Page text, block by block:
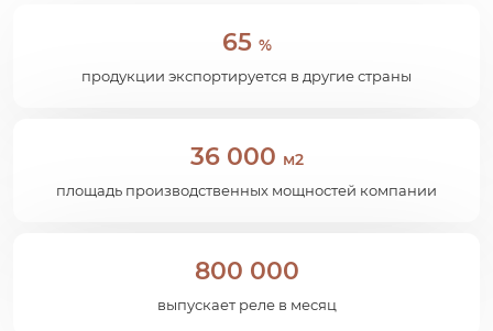
65 %
продукции экспортируется в другие страны
36 000 м2
площадь производственных мощностей компании
800 000
выпускает реле в месяц